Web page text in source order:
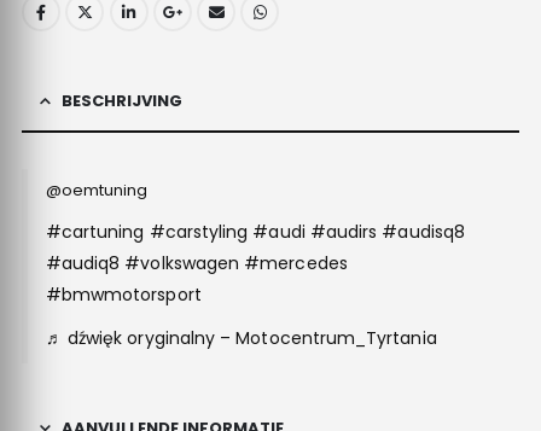
BESCHRIJVING
@oemtuning
#cartuning #carstyling #audi #audirs #audisq8
#audiq8 #volkswagen #mercedes
#bmwmotorsport
♬ dźwięk oryginalny – Motocentrum_Tyrtania